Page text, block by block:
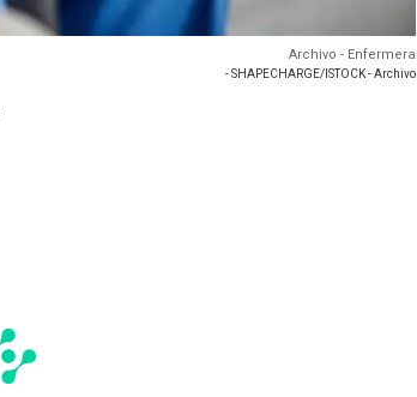
Archivo - Enfermera
- SHAPECHARGE/ISTOCK - Archivo